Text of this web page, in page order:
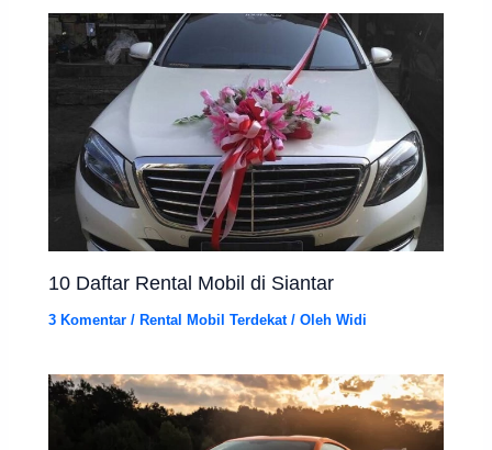
10 Daftar Rental Mobil di Siantar
3 Komentar /Rental Mobil Terdekat/ OlehWidi